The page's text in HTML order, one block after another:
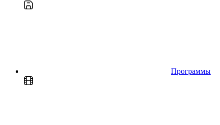
Программы